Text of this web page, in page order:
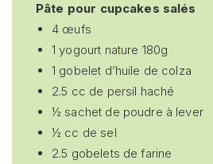
Pâte pour cupcakes salés
4 œufs
1 yogourt nature 180g
1 gobelet d’huile de colza
2.5 cc de persil haché
½ sachet de poudre à lever
½ cc de sel
2.5 gobelets de farine